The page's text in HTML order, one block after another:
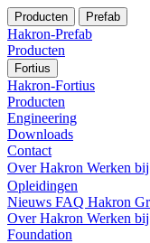
Producten Prefab
Hakron-Prefab
Producten
Fortius
Hakron-Fortius
Producten
Engineering
Downloads
Contact
Over Hakron Werken bij
Opleidingen
Nieuws FAQ Hakron
Over Hakron Werken bij
Foundation